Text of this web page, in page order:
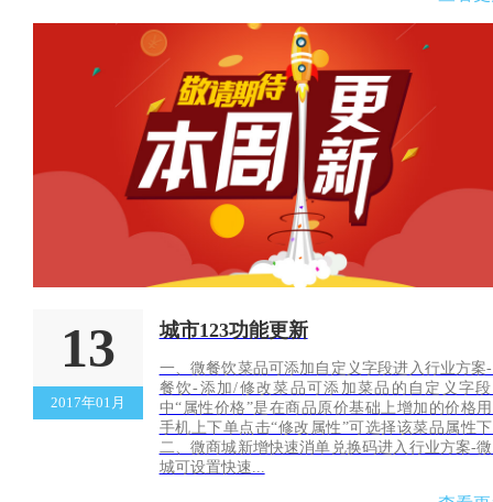
13
2017年01月
城市123功能更新
一、微餐饮菜品可添加自定义字段进入行业方案
餐饮-添加/修改菜品可添加菜品的自定义字
中“属性价格”是在商品原价基础上增加的价格
手机上下单点击“修改属性”可选择该菜品属性
二、微商城新增快速消单兑换码进入行业方案-
城可设置快速...